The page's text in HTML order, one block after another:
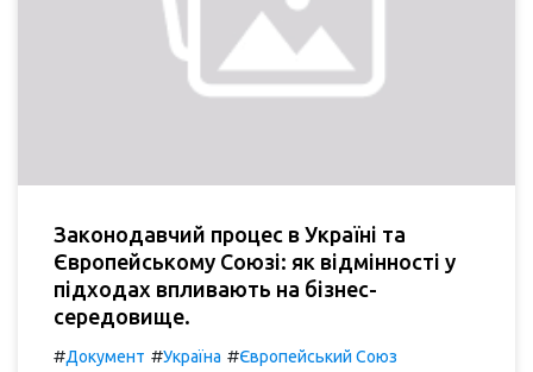
Законодавчий процес в Україні та
Європейському Союзі: як відмінності у
підходах впливають на бізнес-
середовище.
#Документ #Україна #Європейський Союз